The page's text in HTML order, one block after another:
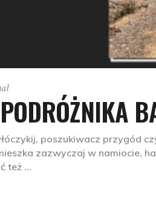
poszukiwacz przygód
zazwyczaj w namiocie,
też